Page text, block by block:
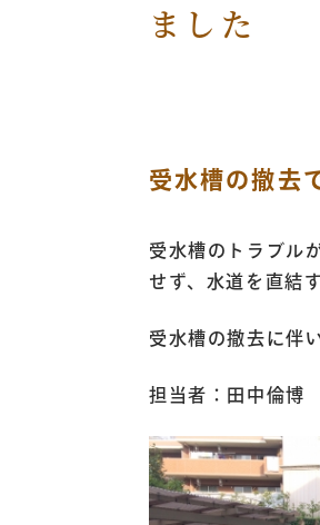
ました
受水槽の撤去
受水槽のトラブル
せず、水道を直結
受水槽の撤去に伴
担当者：田中倫博